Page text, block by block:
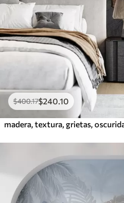
$400.17$240 .10